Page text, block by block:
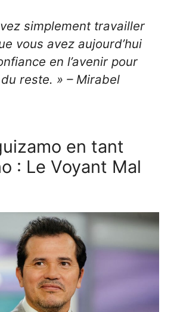
simplement travailler
vous avez aujourd’hui
en l’avenir pour
du reste. » – Mirabel
en tant
: Le Voyant Mal